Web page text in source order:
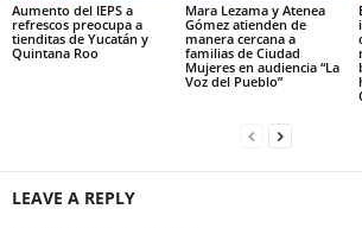
Aumento del IEPS a
refrescos preocupa a
tienditas de Yucatán y
Quintana Roo
Mara Lezama y Atenea
Gómez atienden de
manera cercana a
familias de Ciudad
Mujeres en audiencia “La
Voz del Pueblo”
LEAVE A REPLY